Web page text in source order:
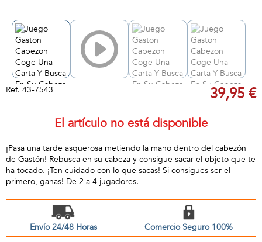
Ref. 43-7543 39,95 €
El artículo no está disponible
¡Pasa una tarde asquerosa metiendo la mano dentro del cabezón
de Gastón! Rebusca en su cabeza y consigue sacar el objeto que te
ha tocado. ¡Ten cuidado con lo que sacas! Si consigues ser el
primero, ganas! De 2 a 4 jugadores.
Envío 24/48 Horas Comercio Seguro 100%